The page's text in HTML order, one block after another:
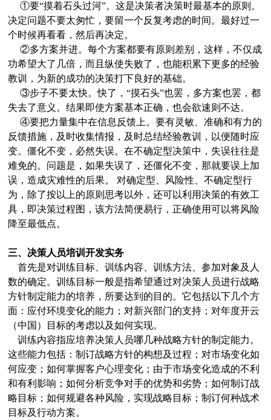
①要“摸着石头过河”。这是决策者决策时最基本的原则。
决定问题不要太匆忙，要留一个反复考虑的时间。最好过一
个时候再看看，然后再决定。
②多方案并进。每个方案都要有原则差别，这样，不仅成
功希望大了几倍，而且纵使失败了，也能积累下更多的经验
教训，为新的成功的决策打下良好的基础。
③步子不要太快。快了，“摸石头”也罢，多方案也罢，都
失去了意义。结果即使方案基本正确，也会欲速则不达。
④要把力量集中在信息反馈上。要有灵敏、准确和有力的
反馈措施，及时收集情报，及时总结经验教训，以便随时应
变。僵化不变，必然失误。在不确定型决策中，失误往往是
难免的。问题是，如果失误了，还僵化不变，那就要误上加
误，造成灾难性的后果。 对确定型、风险性、不确定型行
为，除了按以上的原则思考以外，还可以利用决策的有效工
具，即决策过程图，该方法简便易行，正确使用可以将风险
降至最低点。
三、决策人员培训开发实务
首先是对训练目标、训练内容、训练方法、参加对象及人
数的确定。训练目标一般是指希望通过对决策人员进行战略
方针制定能力的培养，所要达到的目的。它包括以下几个方
面：应付环境变化的能力；对新兴部门的支持；对年度开云
（中国）目标的考虑以及如何实现。
训练内容指应培养决策人员哪几种战略方针的制定能力。
这些能力包括：制订战略方针的构想及过程；对市场变化如
何应变；如何掌握客户心理变化；由于市场变化造成的不利
和有利影响；如何分析竞争对手的优势和劣势；如何制订战
略目标；如何规避各种风险，实现战略目标；制订何种战术
目标及行动方案。